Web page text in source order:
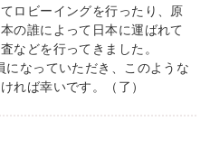
ロビーイングを行ったり、原
の誰によって日本に運ばれて
などを行ってきました。
なっていただき、このような
れば幸いです。（了）